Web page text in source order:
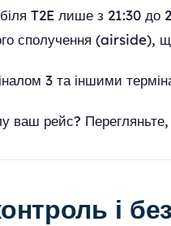
T2E лише з 21:30 до
сполучення (airside),
3 та іншими
ваш рейс?
і